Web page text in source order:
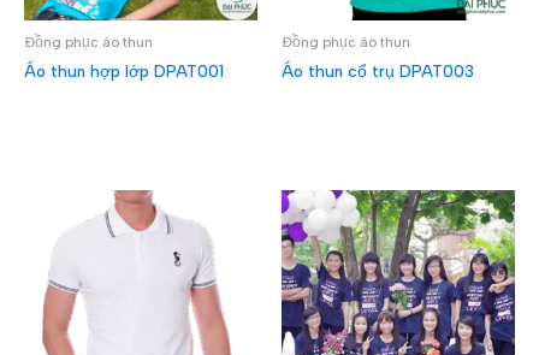
Đồng phục áo thun
Áo thun hợp lớp DPAT001
Đồng phục áo thun
Áo thun cổ trụ DPAT003